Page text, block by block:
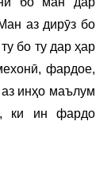
аз дирӯз бо
бо ту дар ҳар
фардое,
аз инҳо маълум
ки ин фардо